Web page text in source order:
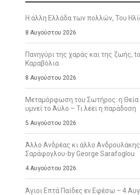
Η άλλη Ελλάδα των πολλών, Του
8 Αυγούστου 2026
Πανηγύρι της χαράς και της ζωής,
Καραβόλια
8 Αυγούστου 2026
Μεταμόρφωση του Σωτήρος: η Θεία
υμνεί το Άϋλο – Τι λέει η παράδοση
5 Αυγούστου 2026
Άλλο Ανδρέας κι άλλο
Σαράφογλου-by George Sarafoglou
4 Αυγούστου 2026
Άγιοι Επτά Παίδες εν Εφέσω – 4